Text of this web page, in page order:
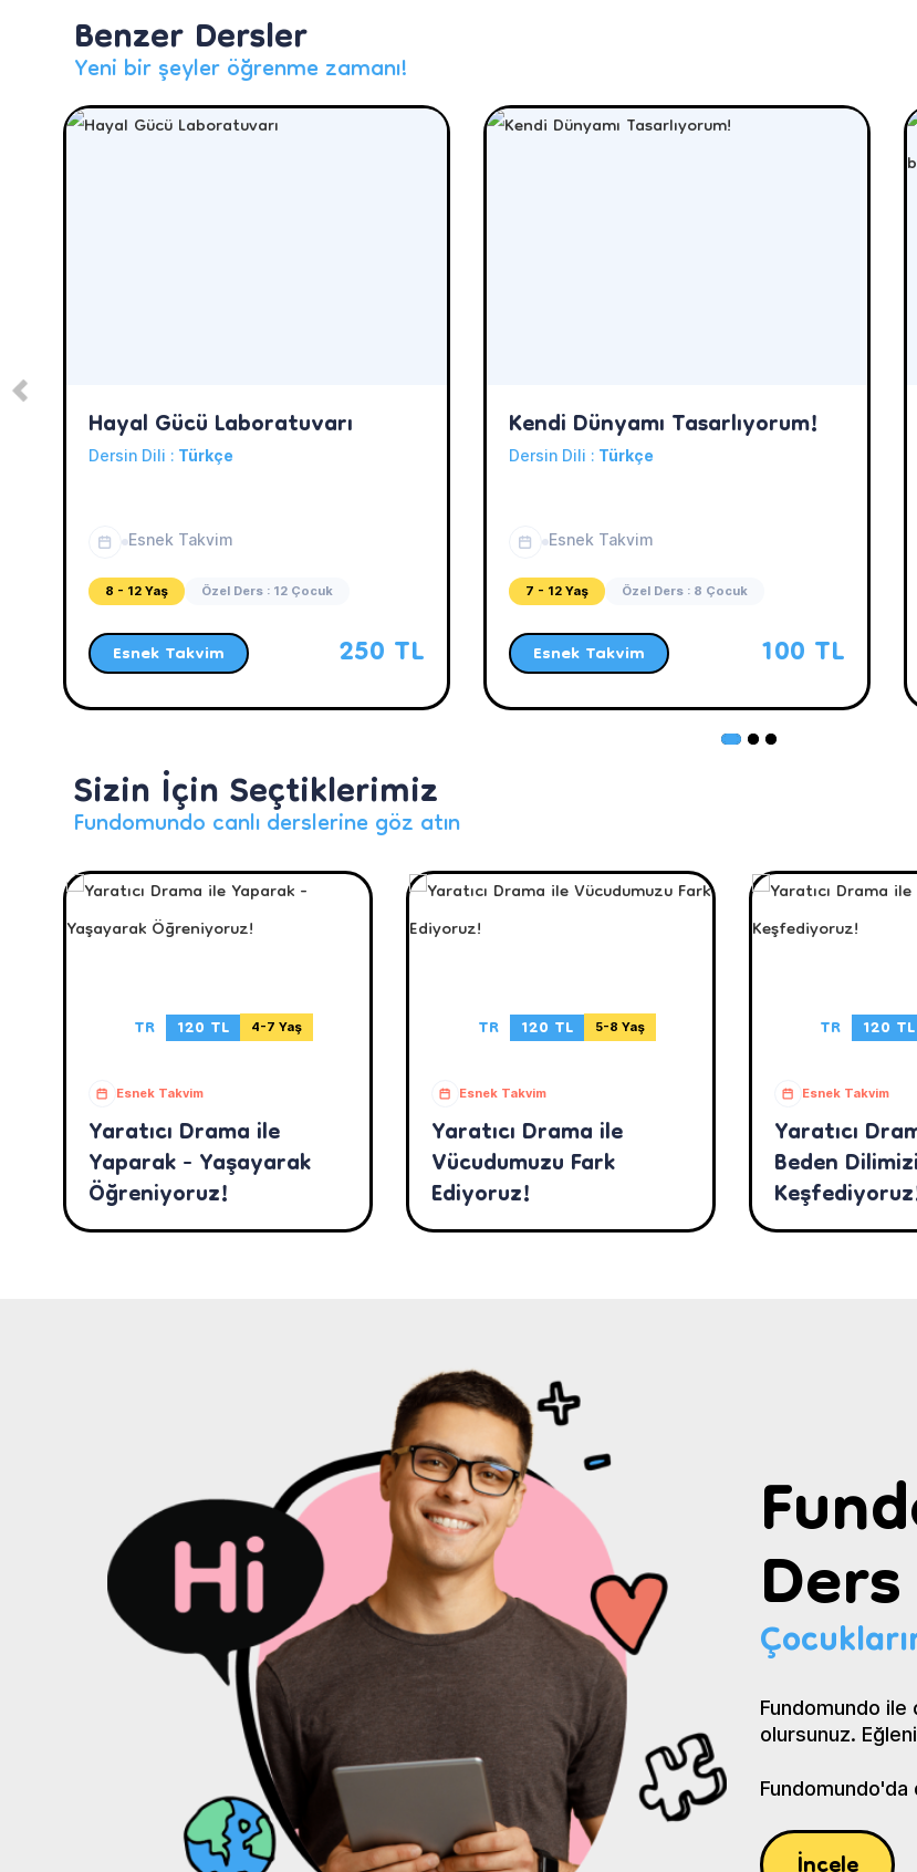
Benzer Dersler
Yeni bir şeyler öğrenme zamanı!
Hayal Gücü Laboratuvarı
Dersin Dili : Türkçe
Esnek Takvim
8 - 12 Yaş Özel Ders : 12 Çocuk
Esnek Takvim 250 TL
Kendi Dünyamı Tasarlıyorum!
Dersin Dili : Türkçe
Esnek Takvim
7 - 12 Yaş Özel Ders : 8 Çocuk
Esnek Takvim 100 TL
Sizin İçin Seçtiklerimiz
Fundomundo canlı derslerine göz atın
TR 120 TL 4-7 Yaş
Esnek Takvim
Yaratıcı Drama ile
Yaparak - Yaşayarak
Öğreniyoruz!
TR 120 TL 5-8 Yaş
Esnek Takvim
Yaratıcı Drama ile
Vücudumuzu Fark
Ediyoruz!
TR 120 TL
Esnek Takvim
Yaratıcı
Beden Dilimizi
Fundomundo ile
olursunuz.